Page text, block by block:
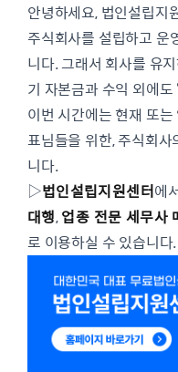
안녕하세요, 법인설립지
주식회사를 설립하고 운
니다. 그래서 회사를 유
기 자본금과 수익 외에도
이번 시간에는 현재 또
표님들을 위한, 주식회
니다.
▷법인설립지원센터에
대행,업종 전문 세무사
로 이용하실 수 있습니다.